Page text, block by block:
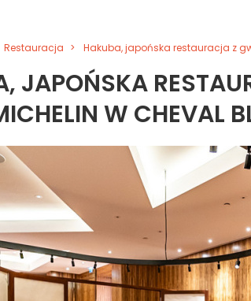
Restauracja Hakuba, japońska restauracja z
JAPOŃSKA
W CHEVAL